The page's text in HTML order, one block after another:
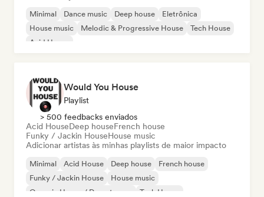
Minimal Dance music Deep house
Eletrônica
House music
Melodic & Progressive House
Tech House
Acid House
Would You House
Playlist
> 500 feedbacks enviados
Acid HouseDeep houseFrench house
Funky / Jackin HouseHouse music
Adicionar artistas às minhas playlists de maior impacto
Minimal Acid House Deep house
French house
Funky / Jackin House
House music
Organic House / Downtempo
Tech House